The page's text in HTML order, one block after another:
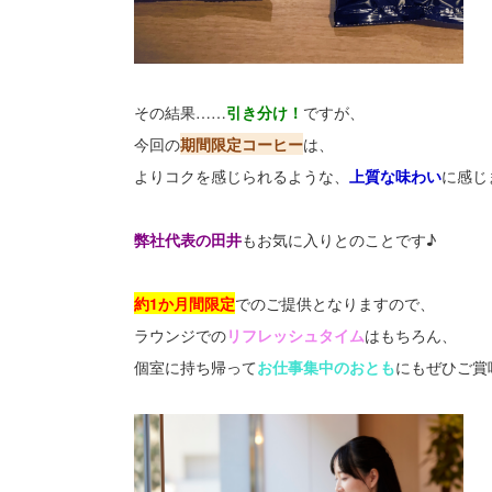
その結果……引き分け！ ですが、
今回の期間限定コーヒーは、
よりコクを感じられるような、
上質な味わいに感
弊社代表の田井もお気に入りとのことです♪
約1か月間限定でのご提供となりますので、
ラウンジでのリフレッシュタイムはもちろん、
個室に持ち帰ってお仕事集中のおともにもぜひご